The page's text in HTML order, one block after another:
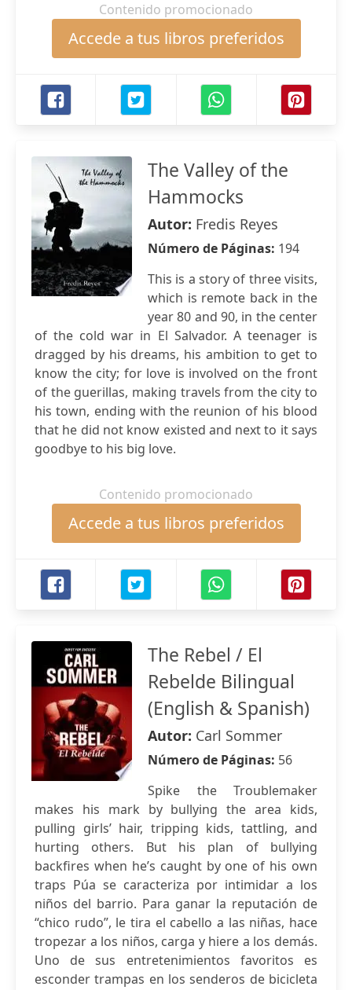
Contenido promocionado
Accede a tus libros preferidos
The Valley of the
Hammocks
Autor: Fredis Reyes
Número de Páginas: 194
This is a story of three visits,
which is remote back in the
year 80 and 90, in the center
of the cold war in El Salvador. A teenager is
dragged by his dreams, his ambition to get to
know the city; for love is involved on the front
of the guerillas, making travels from the city to
his town, ending with the reunion of his blood
that he did not know existed and next to it says
goodbye to his big love.
Contenido promocionado
Accede a tus libros preferidos
The Rebel / El
Rebelde Bilingual
(English & Spanish)
Autor: Carl Sommer
Número de Páginas: 56
Spike the Troublemaker
makes his mark by bullying the area kids,
pulling girls’ hair, tripping kids, tattling, and
hurting others. But his plan of bullying
backfires when he’s caught by one of his own
traps Púa se caracteriza por intimidar a los
niños del barrio. Para ganar la reputación de
“chico rudo”, le tira el cabello a las niñas, hace
tropezar a los niños, carga y hiere a los demás.
Uno de sus entretenimientos favoritos es
esconder trampas en los senderos de bicicleta